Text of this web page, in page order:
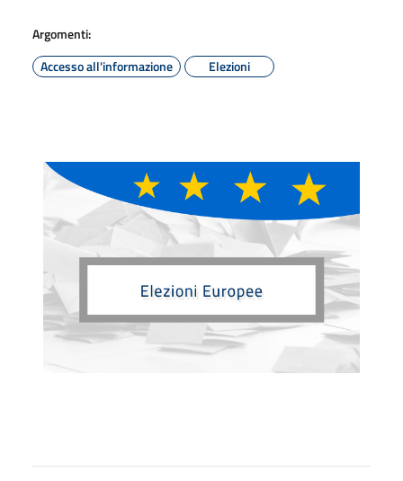
Argomenti:
Accesso all'informazione
Elezioni